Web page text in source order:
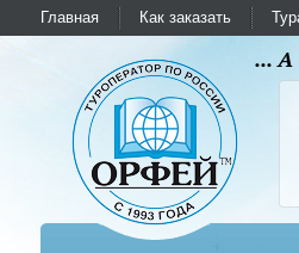
Главная Как заказать
...